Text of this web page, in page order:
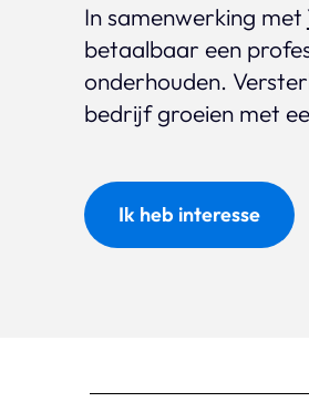
In samenwerking met
betaalbaar een
onderhouden.
bedrijf groeien met
Ik heb interesse